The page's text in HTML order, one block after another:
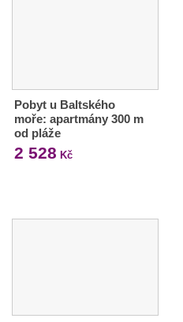
Pobyt u Baltského
moře: apartmány 300 m
od pláže
2 528 Kč